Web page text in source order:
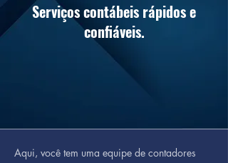
Serviços contábeis rápidos e
confiáveis.
Aqui, você tem uma equipe de contadores